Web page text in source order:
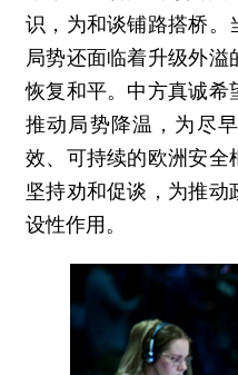
识，为和谈铺路搭桥。
局势还面临着升级外溢
恢复和平。中方真诚希
推动局势降温，为尽
效、可持续的欧洲安全
坚持劝和促谈，为推动
设性作用。